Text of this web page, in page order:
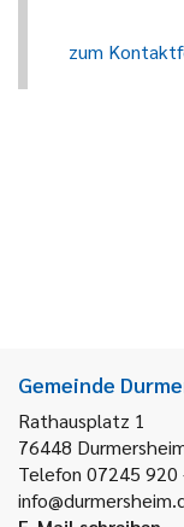
zum
Gemeinde
Rathausplatz 1
76448
Telefon 07245 920